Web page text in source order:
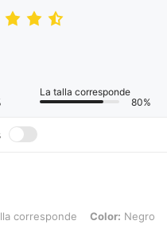
La talla corresponde
80%
Color: Negro, Talla: L
corresponde Color: Negro